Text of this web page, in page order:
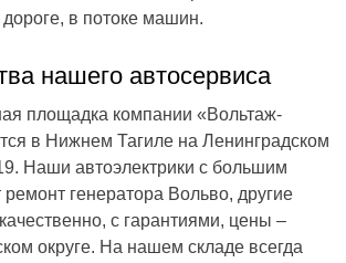
в потоке машин.
нашего автосервиса
площадка компании «Вольтаж-
в Нижнем Тагиле на Ленинградском
Наши автоэлектрики с большим
генератора Вольво, другие
с гарантиями, цены –
округе. На нашем складе всегда